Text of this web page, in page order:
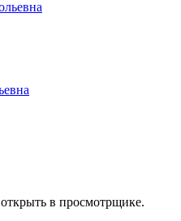
в просмотрщике.